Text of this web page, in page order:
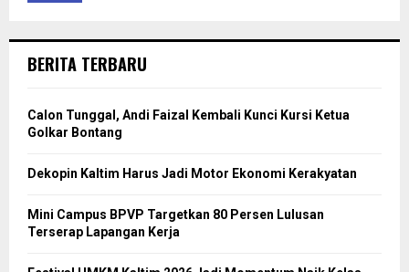
BERITA TERBARU
Calon Tunggal, Andi Faizal Kembali Kunci Kursi Ketua
Golkar Bontang
Dekopin Kaltim Harus Jadi Motor Ekonomi Kerakyatan
Mini Campus BPVP Targetkan 80 Persen Lulusan
Terserap Lapangan Kerja